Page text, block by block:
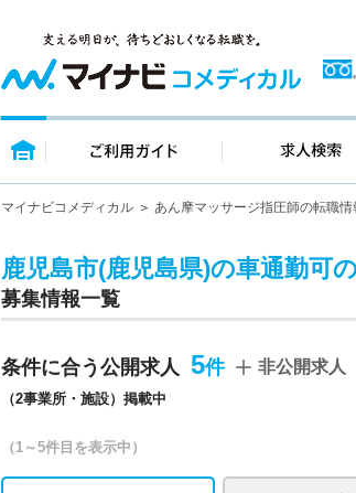
トップページ ご利用ガイド
マイナビコメディカル あん摩マッサージ指圧師の転職情
鹿児島市(鹿児島県)の車通勤可
募集情報一覧
条件に合う公開求人 5
（2事業所・施設）掲載中
非公開求人
（1～5件目を表示中）